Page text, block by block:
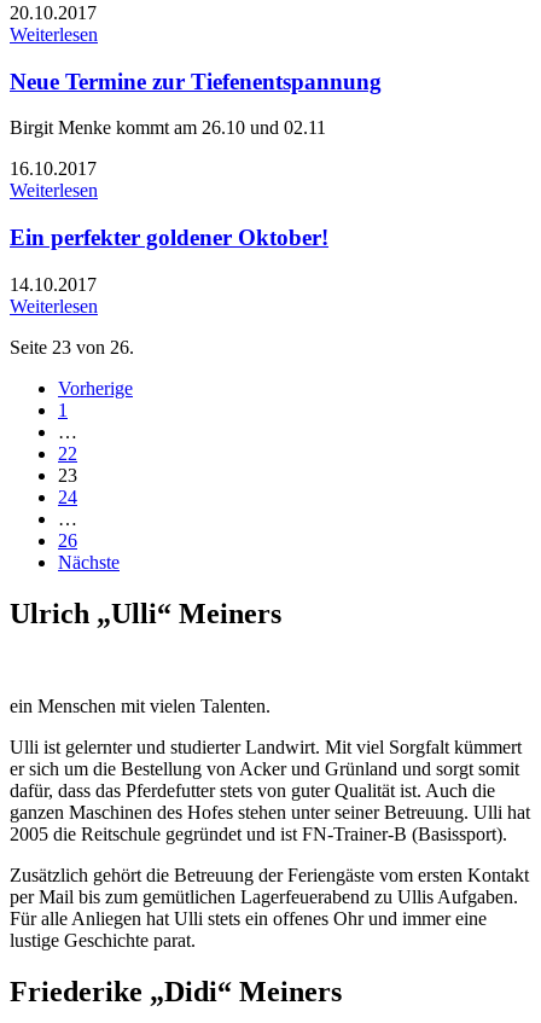
20.10.2017
Weiterlesen
Neue Termine zur Tiefenentspannung
Birgit Menke kommt am 26.10 und 02.11
16.10.2017
Weiterlesen
Ein perfekter goldener Oktober!
14.10.2017
Weiterlesen
Seite 23 von 26.
Vorherige
1
…
22
23
24
…
26
Nächste
Ulrich „Ulli“ Meiners
ein Menschen mit vielen Talenten.
Ulli ist gelernter und studierter Landwirt. Mit viel Sorgfalt kümmert
er sich um die Bestellung von Acker und Grünland und sorgt somit
dafür, dass das Pferdefutter stets von guter Qualität ist. Auch die
ganzen Maschinen des Hofes stehen unter seiner Betreuung. Ulli hat
2005 die Reitschule gegründet und ist FN-Trainer-B (Basissport).
Zusätzlich gehört die Betreuung der Feriengäste vom ersten Kontakt
per Mail bis zum gemütlichen Lagerfeuerabend zu Ullis Aufgaben.
Für alle Anliegen hat Ulli stets ein offenes Ohr und immer eine
lustige Geschichte parat.
Friederike „Didi“ Meiners